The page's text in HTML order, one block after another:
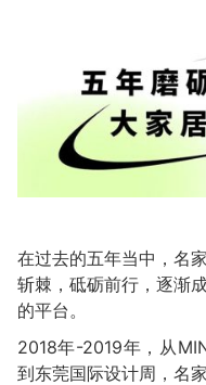
在过去的五年当中，名
斩棘，砥砺前行，逐渐
的平台。
2018年-2019年，从
到东莞国际设计周，名